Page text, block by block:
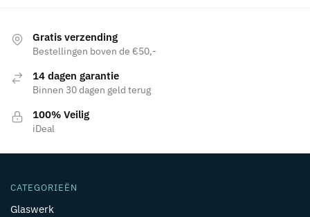
Gratis verzending
Bestellingen boven de €50,-
14 dagen garantie
Binnen 30 dagen geld terug
100% Veilig
iDeal
CATEGORIEËN
Glaswerk